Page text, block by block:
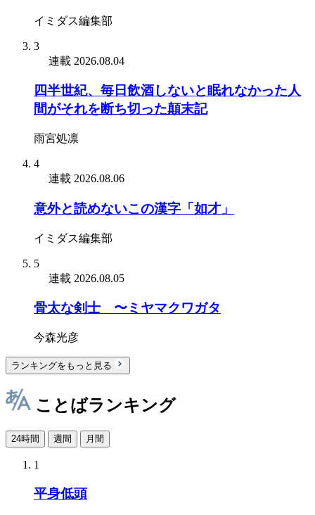
イミダス編集部
3
連載 2026.08.04
四半世紀、毎日飲酒しないと眠れなかった人
間がそれを断ち切った顛末記
雨宮処凛
4
連載 2026.08.06
意外と読めないこの漢字「如才」
イミダス編集部
5
連載 2026.08.05
骨太な剣士 〜ミヤマクワガタ
今森光彦
ランキングをもっと見る
ことばランキング
24時間 週間 月間
1
平身低頭